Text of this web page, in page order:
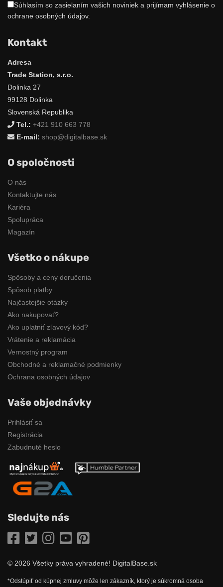
Súhlasím so zasielaním vašich noviniek a prijímam vyhlásenie o
ochrane osobných údajov.
Kontakt
Adresa
Trade Station, s.r.o.
Dolinka 27
99128 Dolinka
Slovenská Republika
Tel.: +421 910 663 778
E-mail: shop@digitalbase.sk
O spoločnosti
O nás
Kontaktujte nás
Kariéra
Spolupráca
Magazín
Všetko o nákupe
Spôsoby a ceny doručenia
Spôsob platby
Najčastejšie otázky
Ako nakupovať?
Ako uplatniť zľavový kód?
Vrátenie a reklamácia
Vernostný program
Obchodné a reklamačné podmienky
Ochrana osobných údajov
Vaše objednávky
Prihlásiť sa
Registrácia
Zabudnuté heslo
Sledujte nás
Facebook
TwitterInstagramYouTube
© 2026 Všetky práva vyhradené! DigitalBase.sk
*Odstúpiť od kúpnej zmluvy môže len zákazník, ktorý je súkromná osoba